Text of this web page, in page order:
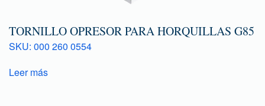
TORNILLO OPRESOR PARA HORQUILLAS G85
SKU: 000 260 0554
Leer más